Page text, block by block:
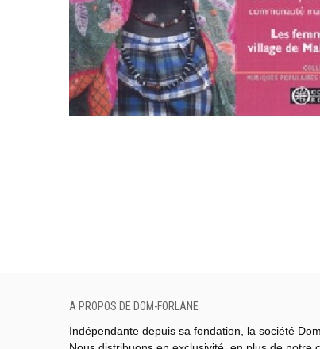
A PROPOS DE DOM-FORLANE
Indépendante depuis sa fondation, la société